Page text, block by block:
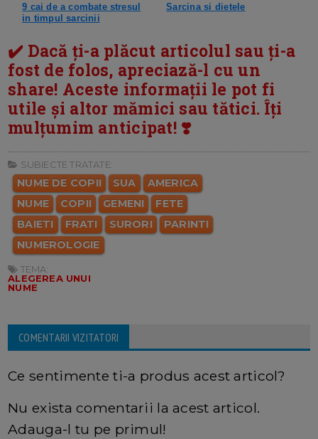
9 cai de a combate stresul
in timpul sarcinii
Sarcina si dietele
✔️ Dacă ți-a plăcut articolul sau ți-a
fost de folos, apreciază-l cu un
share! Aceste informații le pot fi
utile și altor mămici sau tătici. Îți
mulțumim anticipat! ❣️
SUBIECTE TRATATE:
NUME DE COPII SUA
AMERICA
NUME
COPII GEMENI
FETE
BAIETI
FRATI SURORI
PARINTI
NUMEROLOGIE
TEMA:
ALEGEREA UNUI
NUME
COMENTARII VIZITATORI
Ce sentimente ti-a produs acest articol?
Nu exista comentarii la acest articol.
Adauga-l tu pe primul!